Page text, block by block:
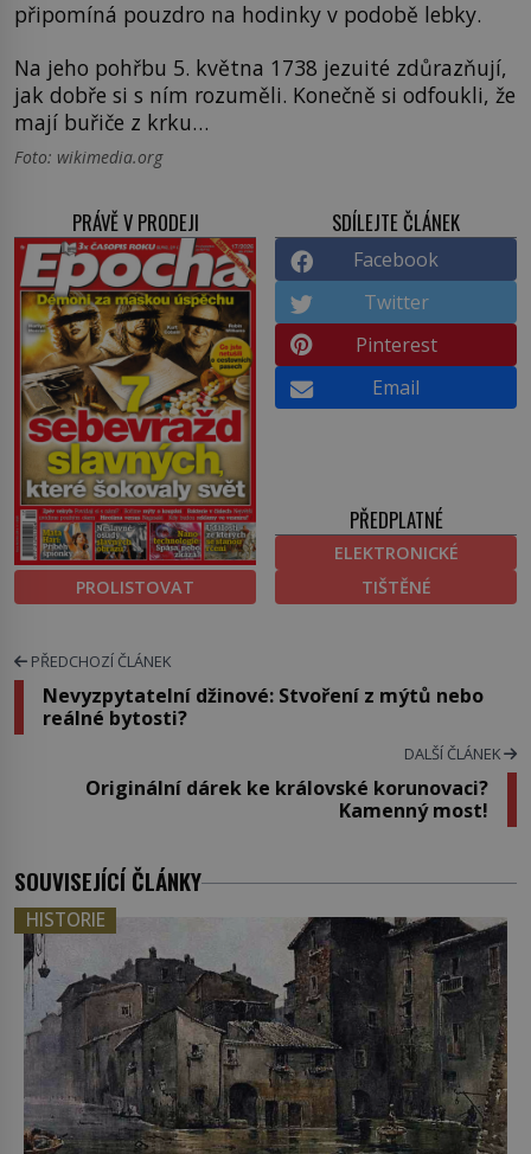
připomíná pouzdro na hodinky v podobě lebky.
Na jeho pohřbu 5. května 1738 jezuité zdůrazňují,
jak dobře si s ním rozuměli. Konečně si odfoukli, že
mají buřiče z krku…
Foto: wikimedia.org
PRÁVĚ V PRODEJI
PROLISTOVAT
SDÍLEJTE ČLÁNEK
Facebook
Twitter
Pinterest
Email
PŘEDPLATNÉ
ELEKTRONICKÉ
TIŠTĚNÉ
PŘEDCHOZÍ ČLÁNEK
Nevyzpytatelní džinové: Stvoření z mýtů nebo
reálné bytosti?
DALŠÍ ČLÁNEK
Originální dárek ke královské korunovaci?
Kamenný most!
SOUVISEJÍCÍ ČLÁNKY
HISTORIE